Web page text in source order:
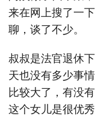
来在网上搜了一
聊，谈了不少。
叔叔是法官退休
天也没有多少事
比较大了，有没
这个女儿是很优